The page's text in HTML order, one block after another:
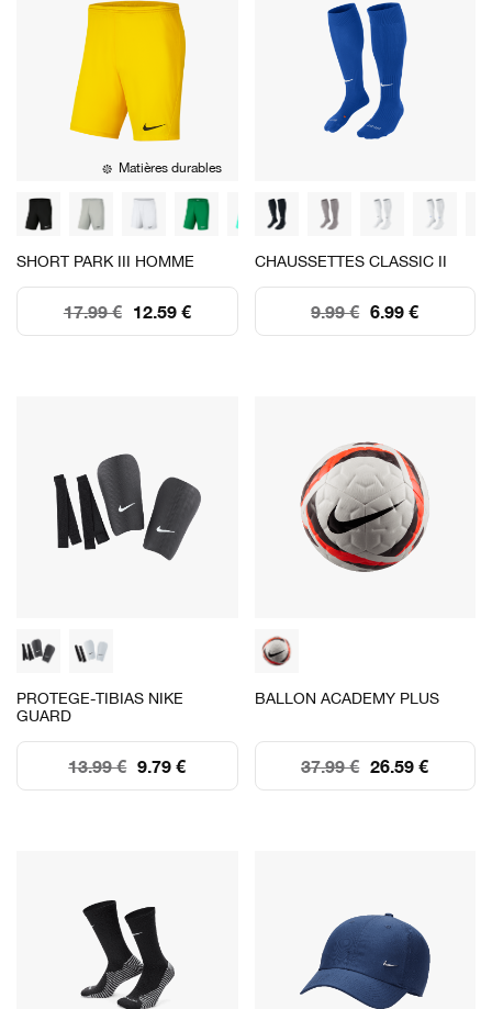
Matières durables
SHORT PARK III HOMME
12.59 €
17.99 €
CHAUSSETTES CLASSIC II
6.99 €
9.99 €
PROTEGE-TIBIAS NIKE
GUARD
9.79 €
13.99 €
BALLON ACADEMY PLUS
26.59 €
37.99 €